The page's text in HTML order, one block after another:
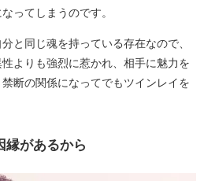
ってしまうのです。
と同じ魂を持っている存在なので、
よりも強烈に惹かれ、相手に魅力を
断の関係になってでもツインレイを
縁があるから